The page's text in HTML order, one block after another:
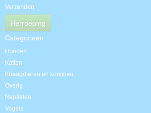
Verzenden
Herroeping
Categorieën
Honden
Katten
Knaagdieren en konijnen
Overig
Reptielen
Vogels